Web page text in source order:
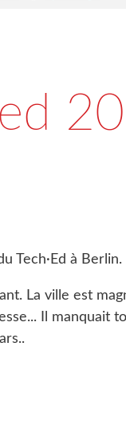
Tech·Ed à Berlin.
La ville est
Il manquait